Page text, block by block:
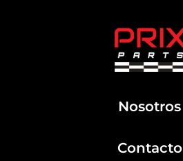
Nosotros
Contacto